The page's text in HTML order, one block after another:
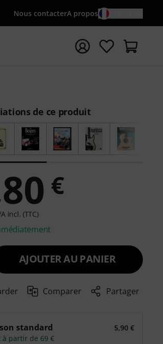
Nous contacterA propos
avec le terme de recherche
de ce produit
€
incl. (TTC)
AJOUTER AU PANIER
Comparer Partager
standard
5,90 €
à partir de 69 €